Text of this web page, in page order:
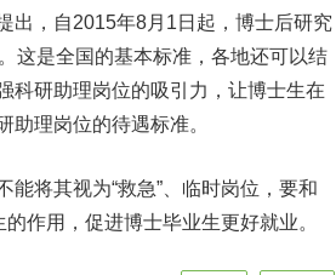
出，自2015年8月1日起，博士后研究
这是全国的基本标准，各地还可以结
科研助理岗位的吸引力，让博士生在
理岗位的待遇标准。
将其视为“救急”、临时岗位，要和
作用，促进博士毕业生更好就业。